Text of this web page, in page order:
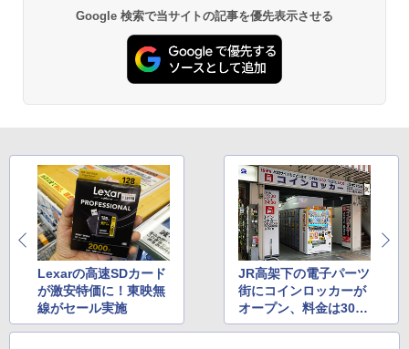
Google 検索で当サイトの記事を優先表示させる
Lexarの高速SDカード
が激安特価に！東映無
線がセール実施
JR高架下の電子パーツ
街にコインロッカーが
オープン、料金は300
円～600円